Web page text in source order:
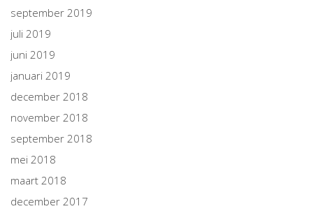
september 2019
juli 2019
juni 2019
januari 2019
december 2018
november 2018
september 2018
mei 2018
maart 2018
december 2017